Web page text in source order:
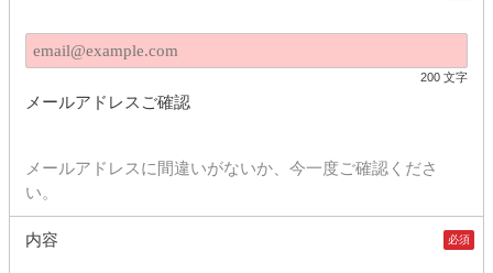
200 文字
メールアドレスご確認
メールアドレスに間違いがないか、今一度ご確認くださ
い。
内容 必須